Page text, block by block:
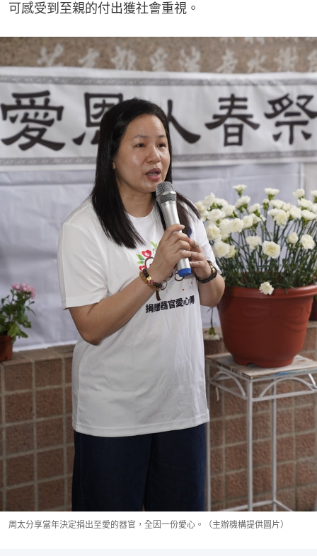
可感受到至親的付出獲社會重視。
周太分享當年決定捐出至愛的器官，全因一份愛心。（主辦機構提供圖片）